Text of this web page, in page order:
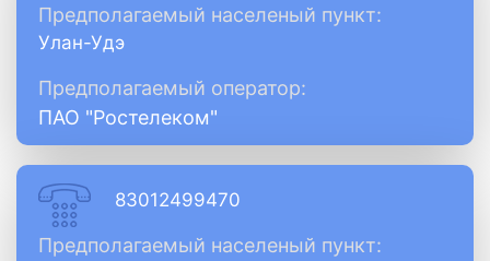
Предполагаемый населеный пункт:
Улан-Удэ
Предполагаемый оператор:
ПАО "Ростелеком"
83012499470
Предполагаемый населеный пункт: